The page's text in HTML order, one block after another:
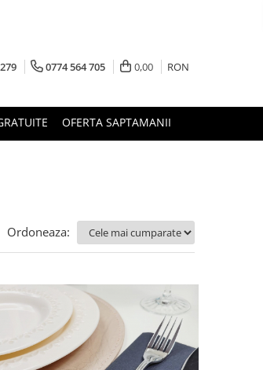
0774 564 705 0,00 RON
OFERTA SAPTAMANII
Ordoneaza: